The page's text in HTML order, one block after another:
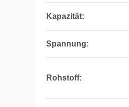
Kapazität:
Spannung:
Rohstoff: